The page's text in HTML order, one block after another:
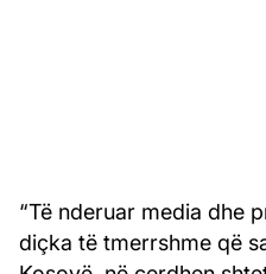
“Të nderuar media dhe
diçka të tmerrshme që